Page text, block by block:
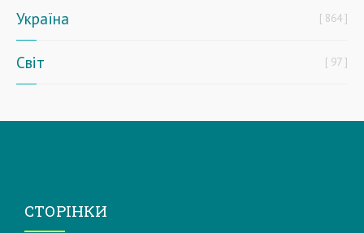
Україна 864
Світ 97
СТОРІНКИ